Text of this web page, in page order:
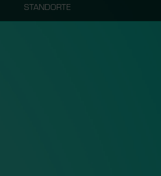
STANDORTE